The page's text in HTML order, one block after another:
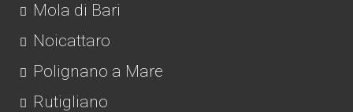
Mola di Bari
Noicattaro
Polignano a Mare
Rutigliano